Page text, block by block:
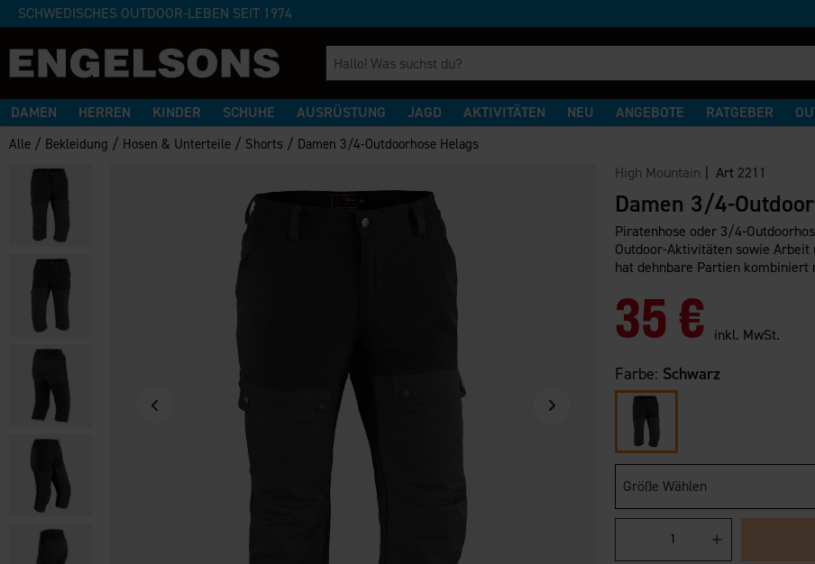
SCHWEDISCHES OUTDOOR-LEBEN SEIT 1974
DAMEN HERREN KINDER SCHUHE AUSRÜSTUNG JAGD AKTIVITÄTEN NEU ANGEBOTE RATGEBER
Alle / Bekleidung / Hosen & Unterteile / Shorts / Damen 3/4-Outdoorhose Helags
High Mountain | Art 2211
Damen 3/4-
Piratenhose oder 3/4-
Outdoor-Aktivitäten sowie
hat dehnbare Partien
35 € inkl. MwSt.
Farbe: Schwarz
Größe Wählen